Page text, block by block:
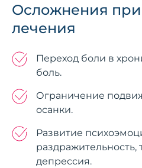
Осложнения при
лечения
Переход боли в
боль.
Ограничение
осанки.
Развитие
раздражительность,
депрессия.